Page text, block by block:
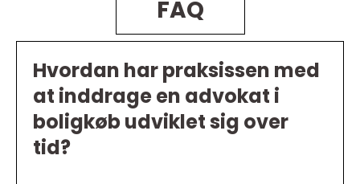
FAQ
Hvordan har praksissen med
at inddrage en advokat i
boligkøb udviklet sig over
tid?